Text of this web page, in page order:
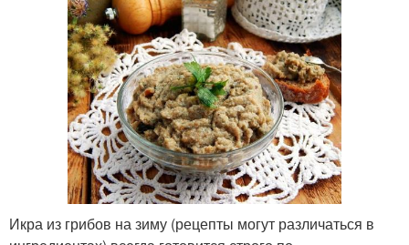
Икра из грибов на зиму (рецепты могут различаться в